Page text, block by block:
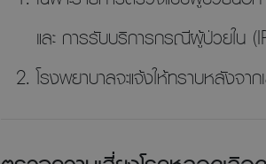
และ การรับบริการกรณีผู้ป่วยใน
โรงพยาบาลจะแจ้งให้ทราบหลังจา